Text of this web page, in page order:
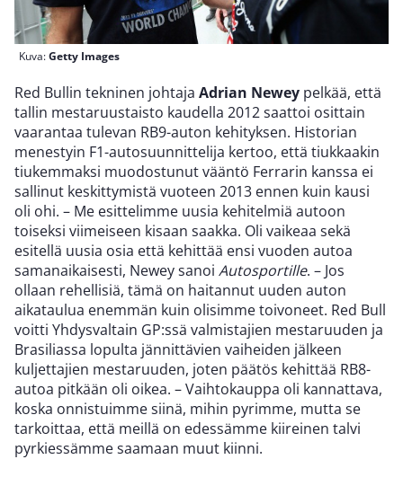
Kuva:Getty Images
Red Bullin tekninen johtaja Adrian Newey pelkää, että
tallin mestaruustaisto kaudella 2012 saattoi osittain
vaarantaa tulevan RB9-auton kehityksen. Historian
menestyin F1-autosuunnittelija kertoo, että tiukkaakin
tiukemmaksi muodostunut vääntö Ferrarin kanssa ei
sallinut keskittymistä vuoteen 2013 ennen kuin kausi
oli ohi. – Me esittelimme uusia kehitelmiä autoon
toiseksi viimeiseen kisaan saakka. Oli vaikeaa sekä
esitellä uusia osia että kehittää ensi vuoden autoa
samanaikaisesti, Newey sanoi Autosportille. – Jos
ollaan rehellisiä, tämä on haitannut uuden auton
aikataulua enemmän kuin olisimme toivoneet. Red Bull
voitti Yhdysvaltain GP:ssä valmistajien mestaruuden ja
Brasiliassa lopulta jännittävien vaiheiden jälkeen
kuljettajien mestaruuden, joten päätös kehittää RB8-
autoa pitkään oli oikea. – Vaihtokauppa oli kannattava,
koska onnistuimme siinä, mihin pyrimme, mutta se
tarkoittaa, että meillä on edessämme kiireinen talvi
pyrkiessämme saamaan muut kiinni.